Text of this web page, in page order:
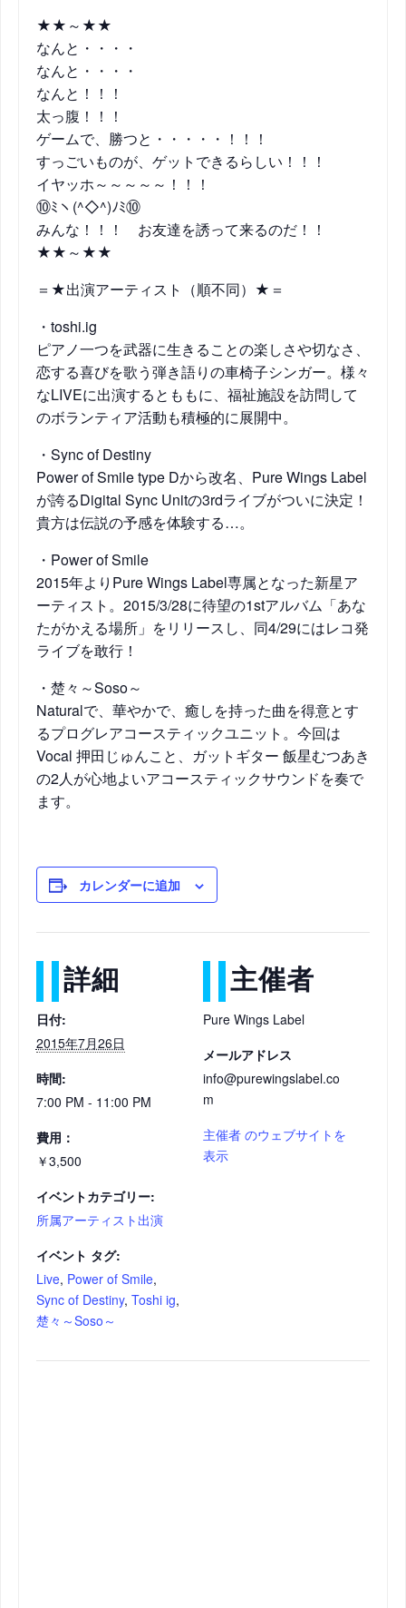
★★～★★
なんと・・・・
なんと・・・・
なんと！！！
太っ腹！！！
ゲームで、勝つと・・・・・！！！
すっごいものが、ゲットできるらしい！！！
イヤッホ～～～～～！！！
⑩ﾐヽ(^◇^)ﾉﾐ⑩
みんな！！！ お友達を誘って来るのだ！！
★★～★★
＝★出演アーティスト（順不同）★＝
・toshi.ig
ピアノ一つを武器に生きることの楽しさや切なさ、
恋する喜びを歌う弾き語りの車椅子シンガー。様々
なLIVEに出演するとももに、福祉施設を訪問して
のボランティア活動も積極的に展開中。
・Sync of Destiny
Power of Smile type Dから改名、Pure Wings Label
が誇るDigital Sync Unitの3rdライブがついに決定！
貴方は伝説の予感を体験する…。
・Power of Smile
2015年よりPure Wings Label専属となった新星ア
ーティスト。2015/3/28に待望の1stアルバム「あな
たがかえる場所」をリリ ースし、同4/29にはレコ発
ライブを敢行！
・楚々～Soso～
Naturalで、華やかで、癒しを持った曲を得意とす
るプログレアコースティックユニット。今回は
Vocal 押田じゅんこと、ガットギター 飯星むつあき
の2人が心地よいアコースティックサウンドを奏で
ます。
カレンダーに追加
詳細
日付:
2015年7月26日
時間:
7:00 PM - 11:00 PM
費用：
￥3,500
イベントカテゴリー:
所属アーティスト出演
イベント タグ:
Live, Power of Smile,
Sync of Destiny, Toshi ig,
楚々～Soso～
主催者
Pure Wings Label
メールアドレス
info@purewingslabel.co
m
主催者 のウェブサイトを
表示